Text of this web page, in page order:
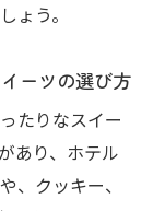
ょう。
ーツの選び方
たりなスイー
あり、ホテル
、クッキー、